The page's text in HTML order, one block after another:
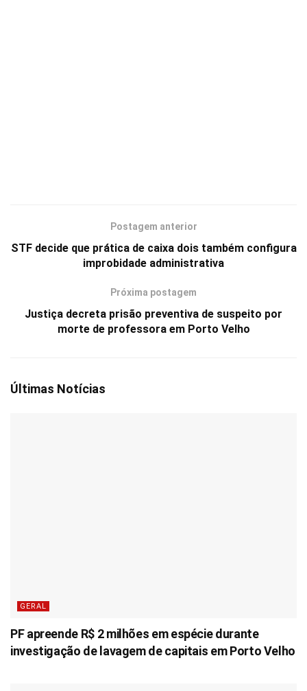
Postagem anterior
STF decide que prática de caixa dois também configura
improbidade administrativa
Próxima postagem
Justiça decreta prisão preventiva de suspeito por
morte de professora em Porto Velho
Últimas Notícias
GERAL
PF apreende R$ 2 milhões em espécie durante
investigação de lavagem de capitais em Porto Velho